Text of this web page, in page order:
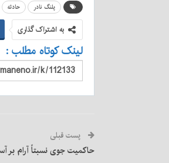
پلنگ نادر حادثه
به اشتراک گذاری
لینک کوتاه مطلب :
پست قبلی
حاکمیت جوی نسبتاً آرام بر